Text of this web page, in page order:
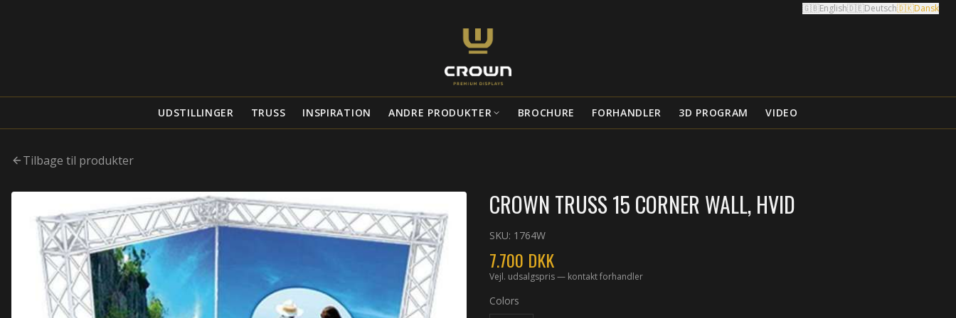
🇬🇧English🇩🇪Deutsch🇩🇰Dansk
UDSTILLINGER TRUSS INSPIRATION ANDRE PRODUKTER BROCHURE FORHANDLER 3D PROGRAM VIDEO
Tilbage til produkter
CROWN TRUSS 15 CORNER WALL, HVID
SKU: 1764W
7.700 DKK
Vejl. udsalgspris — kontakt forhandler
Colors